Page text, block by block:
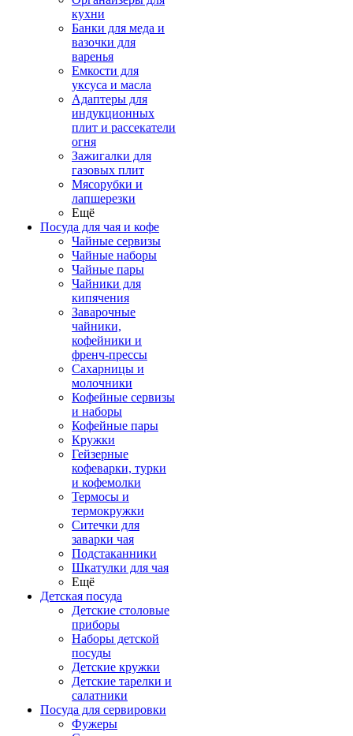
кухни
Банки для меда и
вазочки для
варенья
Емкости для
уксуса и масла
Адаптеры для
индукционных
плит и рассекатели
огня
Зажигалки для
газовых плит
Мясорубки и
лапшерезки
Ещё
Посуда для чая и кофе
Чайные сервизы
Чайные наборы
Чайные пары
Чайники для
кипячения
Заварочные
чайники,
кофейники и
френч-прессы
Сахарницы и
молочники
Кофейные сервизы
и наборы
Кофейные пары
Кружки
Гейзерные
кофеварки, турки
и кофемолки
Термосы и
термокружки
Ситечки для
заварки чая
Подстаканники
Шкатулки для чая
Ещё
Детская посуда
Детские столовые
приборы
Наборы детской
посуды
Детские кружки
Детские тарелки и
салатники
Посуда для сервировки
Фужеры